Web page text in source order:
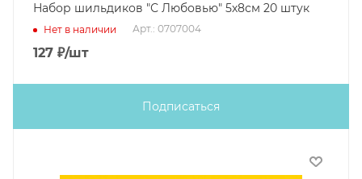
Набор шильдиков "С Любовью" 5х8см 20 штук
Нет в наличии Арт.: 0707004
127 ₽/шт
Подписаться